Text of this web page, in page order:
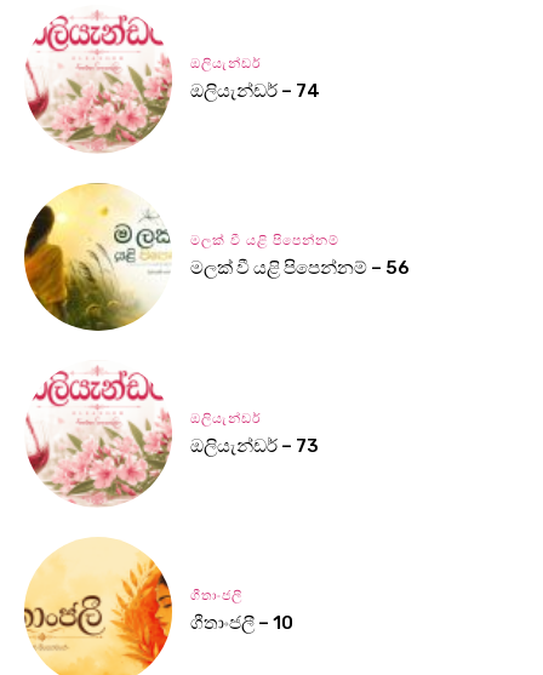
ඔලියැන්ඩර්
ඔලියැන්ඩර් – 74
මලක් වී යළි පිපෙන්නම්
මලක් වී යළි පිපෙන්නම් – 56
ඔලියැන්ඩර්
ඔලියැන්ඩර් – 73
ගීතාංජලී
ගීතාංජලී – 10